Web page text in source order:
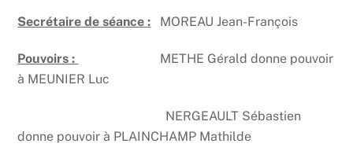
Secrétaire de séance : MOREAU Jean-François
Pouvoirs :
METHE Gérald donne pouvoir
à MEUNIER Luc
NERGEAULT Sébastien
donne pouvoir à PLAINCHAMP Mathilde